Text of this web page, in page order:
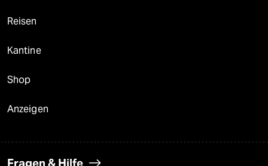
Reisen
Kantine
Shop
Anzeigen
Fragen & Hilfe